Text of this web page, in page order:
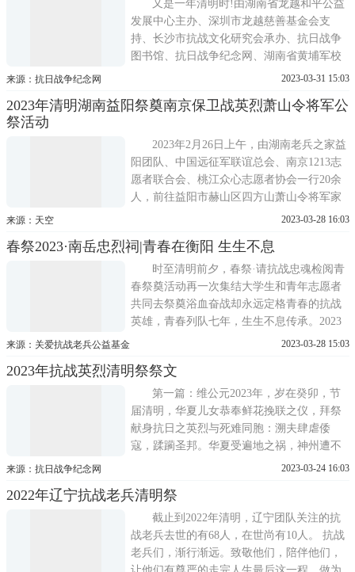
又是一年清明时!由湖南省龙越和平公益
发展中心主办、深圳市龙越慈善基金会支
持、长沙市抗战文化研究会承办、抗日战争
图书馆、抗日战争纪念网、湖南省黄埔军校
同学会、长沙市黄埔后裔联谊会、长沙黄埔
区支部、长郡月亮岛第三小学、湖南炎德文
队、长沙关爱抗战老兵志愿服
来源：抗日战争纪念网 2023-03-31 15:03
2023年清明湖南益阳祭奠南京保卫战英烈萧山令将军公
祭活动
2023年2月26日上午，由湖南老兵之家益
阳团队、中国远征军联谊总会、南京1213志
愿者联合会、桃江众心志愿者协会一行20余
人，前往益阳市赫山区四方山萧山令将军家
乡，举行2023年清明湖南益阳祭奠南京保卫
崇敬的心情，聚集在萧山令将军墓碑前，深
切缅怀为国捐躯的南京保卫战益阳籍抗战英
烈萧山令将军。深切感受到
来源：天空 2023-03-28 16:03
春祭2023·南岳忠烈祠|青春在衡阳 生生不息
时至清明前夕，春祭·请抗战忠魂检阅青
春祭奠活动再一次集结大学生和青年志愿者
共同去祭奠浴血奋战却永远定格青春的抗战
英雄，青春列队七年，生生不息传承。2023
年3月25日上午，由中华社会救助基金会关爱
部、南岳忠烈祠管理所主办，深圳市越众公
益基金会、衡阳市备战青年志愿者协会承
办，湖南财经工业职业
来源：关爱抗战老兵公益基金 2023-03-28 15:03
2023年抗战英烈清明祭祭文
第一篇：维公元2023年，岁在癸卯，节
届清明，华夏儿女恭奉鲜花挽联之仪，拜祭
献身抗日之英烈与死难同胞：溯夫肆虐倭
寇，蹂躏圣邦。华夏受遍地之祸，神州遭不
时之殃。烧杀掳抢，残暴三光。山河破碎，
拔尽东瀛之岛，怎填我大恨汪洋!于是戈挥广
袤，吼满穹苍。中华儿女，志坚如钢。驱逐
鞑虏，威震四方
来源：抗日战争纪念网 2023-03-24 16:03
2022年辽宁抗战老兵清明祭
截止到2022年清明，辽宁团队关注的抗
战老兵去世的有68人，在世尚有10人。 抗战
老兵们，渐行渐远。致敬他们，陪伴他们，